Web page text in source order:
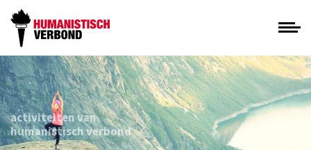
activiteiten van
humanistisch verbond